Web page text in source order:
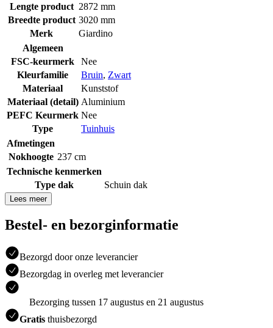
Lengte product 2872 mm
Breedte product 3020 mm
Merk
Giardino
Algemeen
FSC-keurmerk
Nee
Kleurfamilie
Bruin, Zwart
Materiaal
Kunststof
Materiaal (detail) Aluminium
PEFC Keurmerk Nee
Type
Tuinhuis
Afmetingen
Nokhoogte 237 cm
Technische kenmerken
Type dak
Schuin dak
Lees meer
Bestel- en bezorginformatie
Bezorgd door onze leverancier
Bezorgdag in overleg met leverancier
Bezorging tussen 17 augustus en 21 augustus
Gratis thuisbezorgd